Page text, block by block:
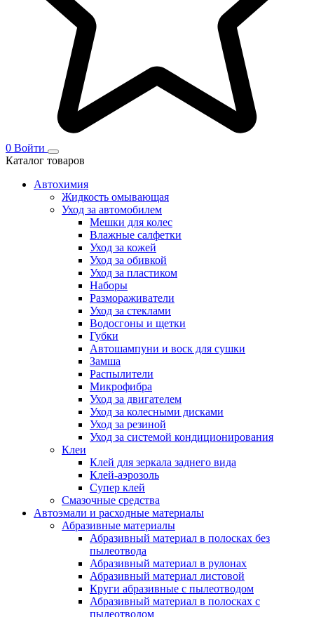
0 Войти
Каталог товаров
Автохимия
Жидкость омывающая
Уход за автомобилем
Мешки для колес
Влажные салфетки
Уход за кожей
Уход за обивкой
Уход за пластиком
Наборы
Размораживатели
Уход за стеклами
Водосгоны и щетки
Губки
Автошампуни и воск для сушки
Замша
Распылители
Микрофибра
Уход за двигателем
Уход за колесными дисками
Уход за резиной
Уход за системой кондиционирования
Клеи
Клей для зеркала заднего вида
Клей-аэрозоль
Супер клей
Смазочные средства
Автоэмали и расходные материалы
Абразивные материалы
Абразивный материал в полосках без
пылеотвода
Абразивный материал в рулонах
Абразивный материал листовой
Круги абразивные с пылеотводом
Абразивный материал в полосках с
пылеотводом